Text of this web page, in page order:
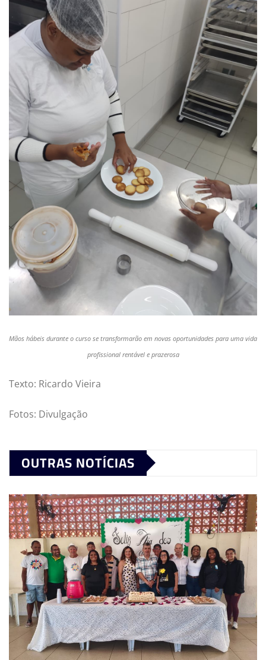
Mãos hábeis durante o curso se transformarão em novas oportunidades para uma vida
profissional rentável e prazerosa
Texto: Ricardo Vieira
Fotos: Divulgação
OUTRAS NOTÍCIAS